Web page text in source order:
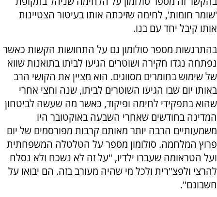
'שומר חומות', לחימה שזיכתה אותו בעיטור הצטיינות
אותו קיבל יחד עם בנו.
בהתרגשות מספר סולומון גם על התחושות הקשות כאשר
נפתחה נגדו חקירה ושוטרים הגיעו לביתו בתואנות שווא
של שימוש בחומרים מסווגים. הוא מציין את הקושי הרב
באותו יום שבו הגיעו השוטרים לביתו, שנה וחצי אחרי
שהוא בתפקידי לחימה ופיקוד, כאשר מה שעשה לביטחון
המדינה בחודשים שאחרי השבעה באוקטובר היו
משמעותיים הרבה יותר מאותם קרבות מפורסמים של יום
פרוץ המלחמה. סולומון מספר על הטלטלה המשפחתית
ועל הטראומה שעברו ילדיו, "על זה לא נשכח ולא נסלח
להרצי ולפצ"רית ולכל מי שהיה מעורב בזה. הם יבואו על
חשבונם".